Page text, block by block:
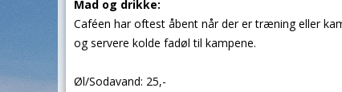
Mad og drikke:
Caféen har oftest åbent når der er træning eller
og servere kolde fadøl til kampene.
Øl/Sodavand: 25,-